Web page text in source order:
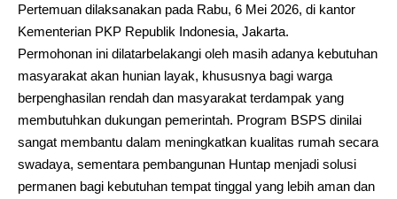
Pertemuan dilaksanakan pada Rabu, 6 Mei 2026, di kantor
Kementerian PKP Republik Indonesia, Jakarta.
Permohonan ini dilatarbelakangi oleh masih adanya kebutuhan
masyarakat akan hunian layak, khususnya bagi warga
berpenghasilan rendah dan masyarakat terdampak yang
membutuhkan dukungan pemerintah. Program BSPS dinilai
sangat membantu dalam meningkatkan kualitas rumah secara
swadaya, sementara pembangunan Huntap menjadi solusi
permanen bagi kebutuhan tempat tinggal yang lebih aman dan